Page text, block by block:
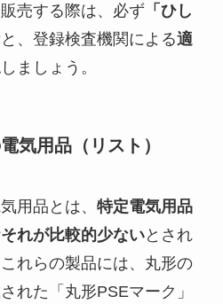
売する際は、必ず「ひし
、登録検査機関による適
ましょう。
気用品（リスト）
用品とは、 特定電気用品
れが比較的少ないとされ
れらの製品には、丸形の
れた「丸形PSEマーク」